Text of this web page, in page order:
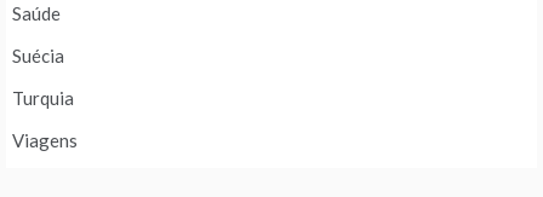
Saúde
Suécia
Turquia
Viagens